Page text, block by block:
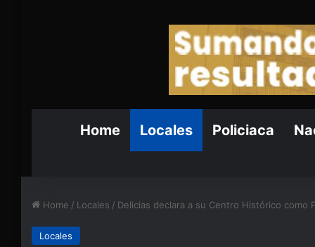
Home Locales Policiaca
Home / Locales / Delicias declara a su Centro Histórico
Locales